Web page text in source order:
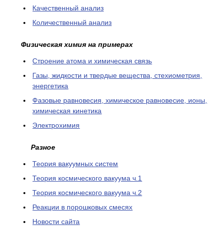
Качественный анализ
Количественный анализ
Физическая химия на примерах
Cтроение атома и химическая связь
Газы, жидкости и твердые вещества, стехиометрия,
энергетика
Фазовые равновесия, химическое равновесие, ионы,
химическая кинетика
Электрохимия
Разное
Теория вакуумных систем
Теория космического вакуума ч.1
Теория космического вакуума ч.2
Реакции в порошковых смесях
Новости сайта